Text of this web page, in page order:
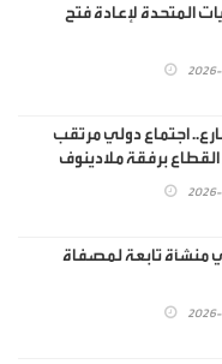
المتحدة لإعادة فتح
اجتماع دولي مرتقب
برفقة ملادينوف
منشأة تابعة لمصفاة